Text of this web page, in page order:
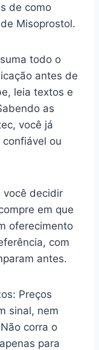
de como
Misoprostol.
todo o
antes de
leia textos e
as
você já
ou
você decidir
em que
oferecimento
com
antes.
Preços
sinal, nem
corra o
para